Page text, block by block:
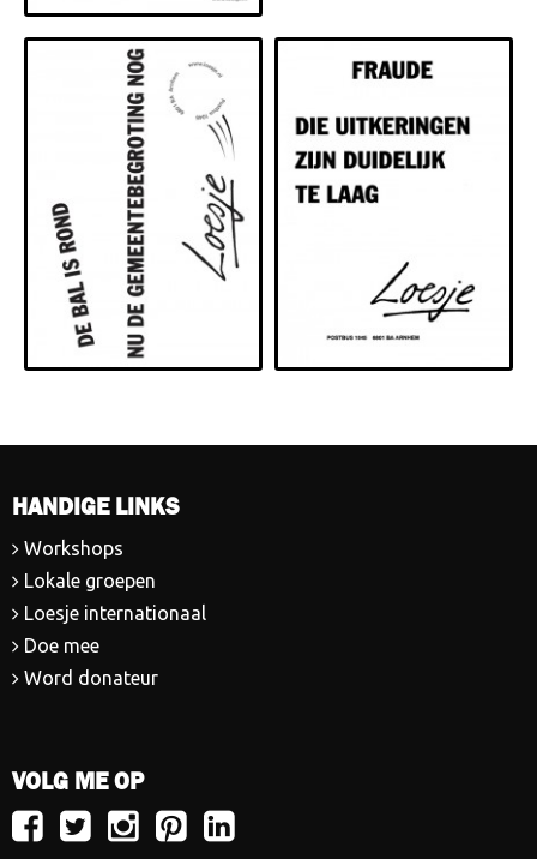
HANDIGE LINKS
Workshops
Lokale groepen
Loesje internationaal
Doe mee
Word donateur
VOLG ME OP
VolgVolgVolgVolgVolg